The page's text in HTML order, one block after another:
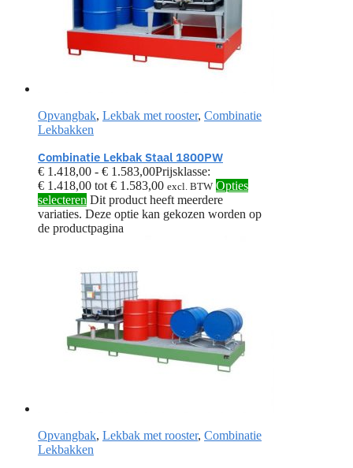
Opvangbak, Lekbak met rooster, Combinatie
Lekbakken
Combinatie Lekbak Staal 1800PW
€ 1.418,00 - € 1.583,00Prijsklasse:
€ 1.418,00 tot € 1.583,00 excl. BTW Opties
selecteren Dit product heeft meerdere
variaties. Deze optie kan gekozen worden op
de productpagina
Opvangbak, Lekbak met rooster, Combinatie
Lekbakken